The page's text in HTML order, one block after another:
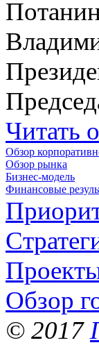
Читать
Обзор
Обзор рынка
Бизнес-модель
Финансовые
Обзор
© 2017